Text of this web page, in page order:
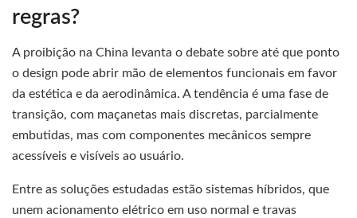
regras?
A proibição na China levanta o debate sobre até que ponto
o design pode abrir mão de elementos funcionais em favor
da estética e da aerodinâmica. A tendência é uma fase de
transição, com maçanetas mais discretas, parcialmente
embutidas, mas com componentes mecânicos sempre
acessíveis e visíveis ao usuário.
Entre as soluções estudadas estão sistemas híbridos, que
unem acionamento elétrico em uso normal e travas